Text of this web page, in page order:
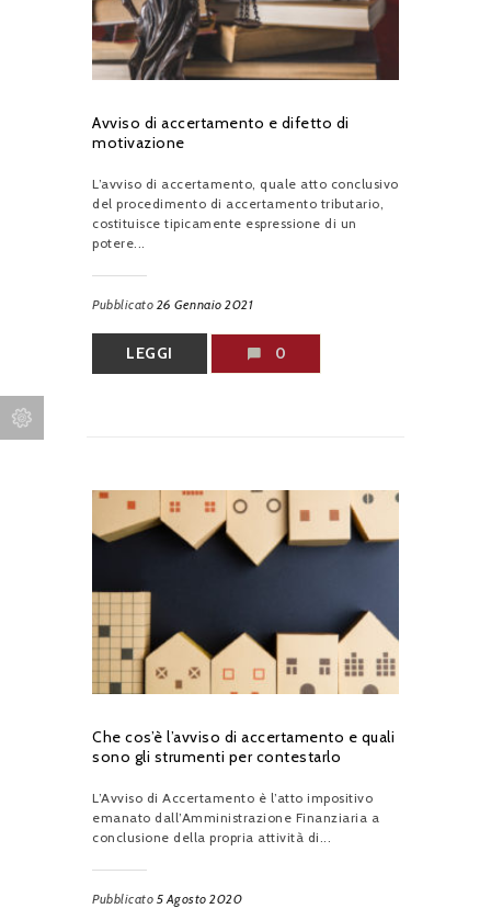
Avviso di accertamento e difetto di
motivazione
L’avviso di accertamento, quale atto conclusivo
del procedimento di accertamento tributario,
costituisce tipicamente espressione di un
potere...
Pubblicato 26 Gennaio 2021
LEGGI 0
Che cos’è l’avviso di accertamento e quali
sono gli strumenti per contestarlo
L’Avviso di Accertamento è l’atto impositivo
emanato dall’Amministrazione Finanziaria a
conclusione della propria attività di...
Pubblicato 5 Agosto 2020